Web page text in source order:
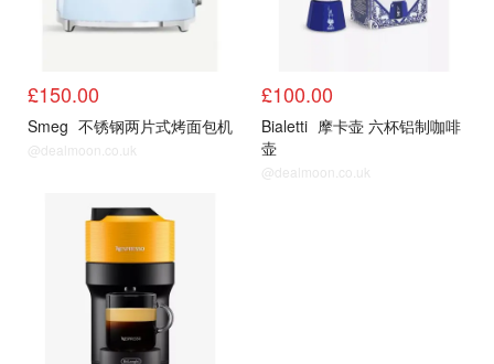
£150.00
Smeg 不锈钢两片式烤面包机
@dealmoon.co.uk
£100.00
Bialetti 摩卡壶 六杯铝制咖啡
壶
@dealmoon.co.uk